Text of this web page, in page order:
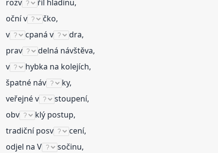
rozv
řil hladinu,
oční v
čko,
v
cpaná v
dra,
prav
delná návštěva,
v
hybka na kolejích,
špatné náv
ky,
veřejné v
stoupení,
obv
klý postup,
tradiční posv
cení,
odjel na V
sočinu,